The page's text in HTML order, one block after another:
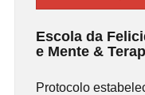
Escola da
e Mente &
Protocolo